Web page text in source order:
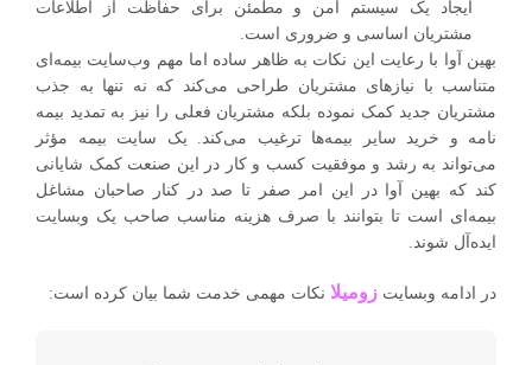
ایجاد یک سیستم امن و مطمئن برای حفاظت از اطلاعات
مشتریان اساسی و ضروری است.
بهین آوا با رعایت این نکات به ظاهر ساده اما مهم وب‌سایت بیمه‌ای
متناسب با نیازهای مشتریان طراحی می‌کند که نه تنها به جذب
مشتریان جدید کمک نموده بلکه مشتریان فعلی را نیز به تمدید بیمه
نامه و خرید سایر بیمه‌ها ترغیب می‌کند. یک سایت بیمه مؤثر
می‌تواند به رشد و موفقیت کسب و کار در این صنعت کمک شایانی
کند که بهین آوا در این امر صفر تا صد در کنار صاحبان مشاغل
بیمه‌ای است تا بتوانند با صرف هزینه مناسب صاحب یک وبسایت
ایده‌آل شوند.
در ادامه وبسایت زومیلا نکات مهمی خدمت شما بیان کرده است: